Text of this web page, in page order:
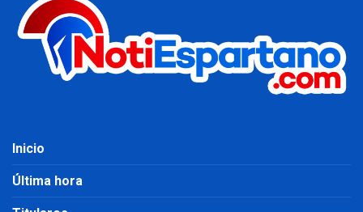
Inicio
Última hora